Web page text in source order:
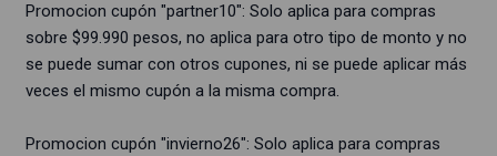
Promocion cupón "partner10": Solo aplica para compras
sobre $99.990 pesos, no aplica para otro tipo de monto y no
se puede sumar con otros cupones, ni se puede aplicar más
veces el mismo cupón a la misma compra.
Promocion cupón "invierno26": Solo aplica para compras